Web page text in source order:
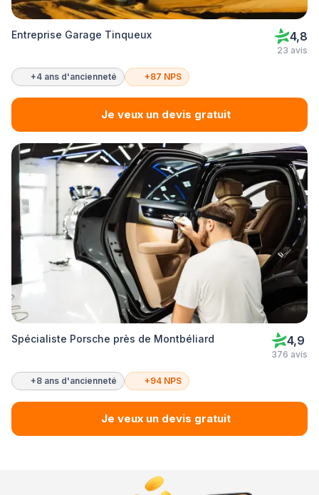
Entreprise Garage Tinqueux 4,8
23 avis
+4 ans d'ancienneté +87 NPS
Je veux un devis gratuit
Spécialiste Porsche près de Montbéliard 4,9
376 avis
+8 ans d'ancienneté +94 NPS
Je veux un devis gratuit